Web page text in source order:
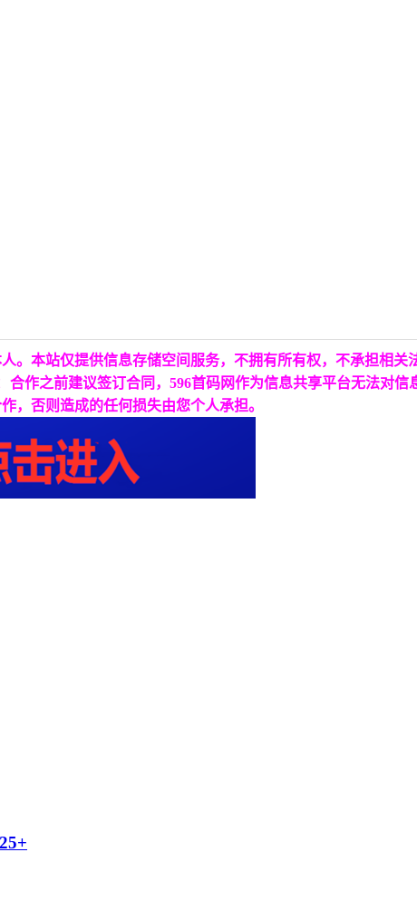
。本站仅提供信息存储空间服务，不拥有所有权，不承担相
合作之前建议签订合同，596首码网作为信息共享平台无法对
，否则造成的任何损失由您个人承担。